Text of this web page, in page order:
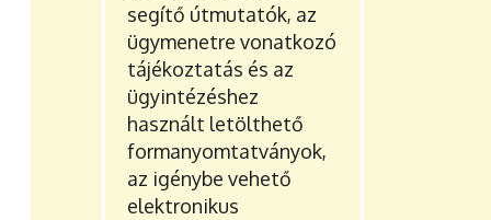
segítő útmutatók, az
ügymenetre vonatkozó
tájékoztatás és az
ügyintézéshez
használt letölthető
formanyomtatványok,
az igénybe vehető
elektronikus